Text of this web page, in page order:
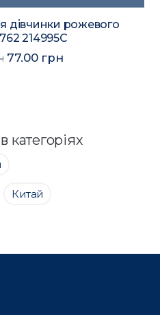
дівчинки рожевого
214995C
77.00 грн
категоріях
Китай